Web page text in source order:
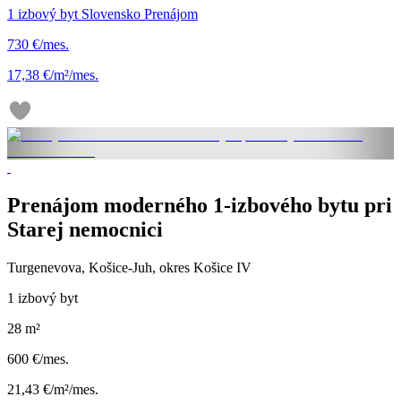
1 izbový byt Slovensko Prenájom
730 €/mes.
17,38 €/m²/mes.
Prenájom moderného 1-izbového bytu pri
Starej nemocnici
Turgenevova, Košice-Juh, okres Košice IV
1 izbový byt
28 m²
600 €/mes.
21,43 €/m²/mes.